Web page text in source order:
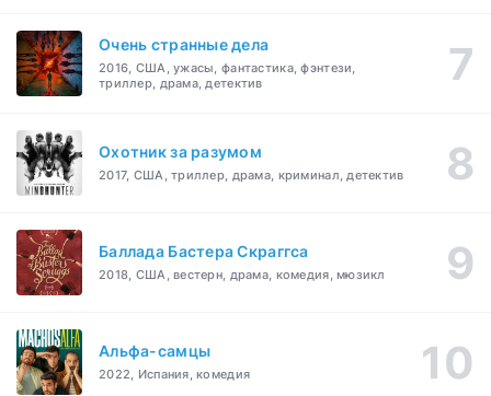
Очень странные дела
2016, США, ужасы, фантастика, фэнтези,
триллер, драма, детектив
Охотник за разумом
2017, США, триллер, драма, криминал, детектив
Баллада Бастера Скраггса
2018, США, вестерн, драма, комедия, мюзикл
Альфа-самцы
2022, Испания, комедия